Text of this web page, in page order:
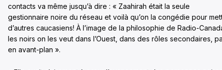
contacts va même jusqu’à dire : « Zaahirah était la seule
gestionnaire noire du réseau et voilà qu’on la congédie pour
d’autres caucasiens! À l’image de la philosophie de Radio-
les noirs on les veut dans l’Ouest, dans des rôles secondaires,
en avant-plan ».